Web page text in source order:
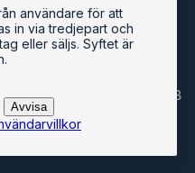
användare för att
in via tredjepart och
eller säljs. Syftet är
Avvisa
kommuner
blogg
Mjukvarukontoret AB